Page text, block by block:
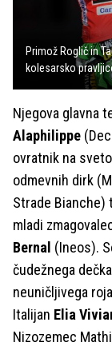
Primož Roglič in
kolesarsko
Njegova glavna
Alaphilippe
ovratnik na
odmevnih dirk
Strade Bianche)
mladi
Bernal (Ineos).
čudežnega dečka
neuničljivega
Italijan Elia
Nizozemec